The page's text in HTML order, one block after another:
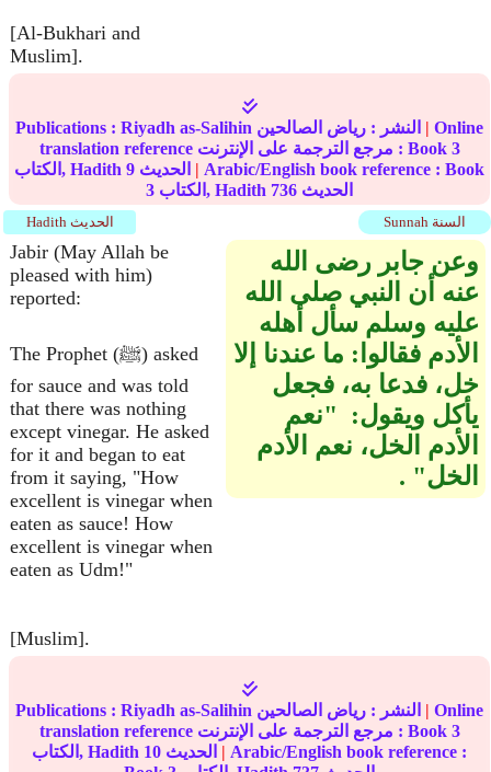
[Al-Bukhari and
Muslim].
Publications : Riyadh as-Salihin النشر : رياض الصالحين | Online
translation reference مرجع الترجمة على الإنترنت : Book 3
الكتاب, Hadith 9 | Arabic/English book reference : Book
3
الكتاب, Hadith 736 الحديث
Sunnah السنة Hadith الحديث
Jabir (May Allah be
pleased with him)
reported:
The Prophet (ﷺ) asked
for sauce and was told
that there was nothing
except vinegar. He asked
for it and began to eat
from it saying, "How
excellent is vinegar when
eaten as sauce! How
excellent is vinegar when
eaten as Udm!"
[Muslim].
وعن جابر رضى الله
عنه أن النبي صلى الله
عليه وسلم سأل أهله
الأدم فقالوا‏:‏ ما عندنا إلا
خل، فدعا به، فجعل
يأكل ويقول‏:‏ ‏ "‏نعم
الأدم الخل، نعم الأدم
الخل‏"‏ ‏‏.‏
Publications : Riyadh as-Salihin النشر : رياض الصالحين | Online
translation reference مرجع الترجمة على الإنترنت : Book 3
الكتاب, Hadith 10 | Arabic/English book reference :